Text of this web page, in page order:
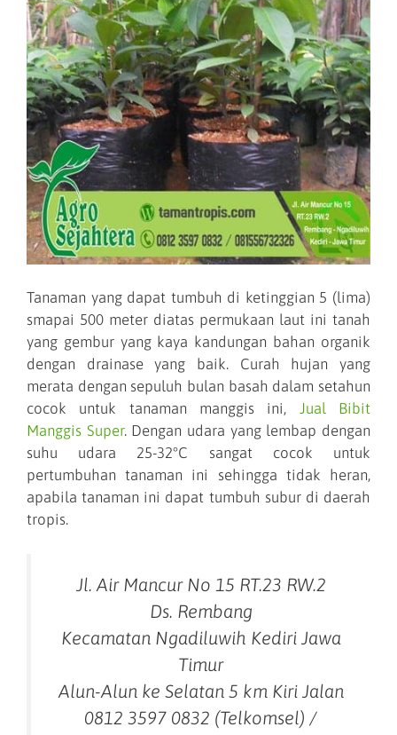
Tanaman yang dapat tumbuh di ketinggian 5 (lima)
smapai 500 meter diatas permukaan laut ini tanah
yang gembur yang kaya kandungan bahan organik
dengan drainase yang baik. Curah hujan yang
merata dengan sepuluh bulan basah dalam setahun
cocok untuk tanaman manggis ini, Jual Bibit
Manggis Super. Dengan udara yang lembap dengan
suhu udara 25-32°C sangat cocok untuk
pertumbuhan tanaman ini sehingga tidak heran,
apabila tanaman ini dapat tumbuh subur di daerah
tropis.
Jl. Air Mancur No 15 RT.23 RW.2
Ds. Rembang
Kecamatan Ngadiluwih Kediri Jawa
Timur
Alun-Alun ke Selatan 5 km Kiri Jalan
0812 3597 0832 (Telkomsel) /